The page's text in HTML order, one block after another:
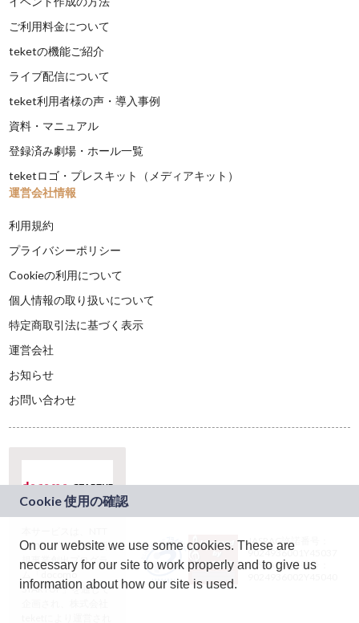
ご利用料金について
teketの機能ご紹介
ライブ配信について
teket利用者様の声・導入事例
資料・マニュアル
登録済み劇場・ホール一覧
teketロゴ・プレスキット（メディアキット）
運営会社情報
利用規約
プライバシーポリシー
Cookieの利用について
個人情報の取り扱いについて
特定商取引法に基づく表示
運営会社
お知らせ
お問い合わせ
ドコモグループの新
規事業創出プログラ
ム「docomo
STARTUP」を通じて
JASRAC許諾番号：
9024936001Y45037
JASRAC許諾番号：
On our website we use some cookies. These are
necessary for our site to work properly and to give us
information about how our site is used.